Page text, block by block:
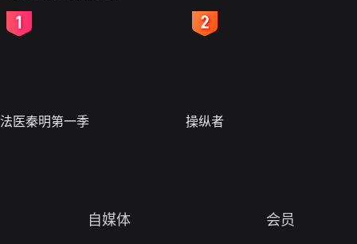
法医秦明第一季 操纵者
自媒体 会员